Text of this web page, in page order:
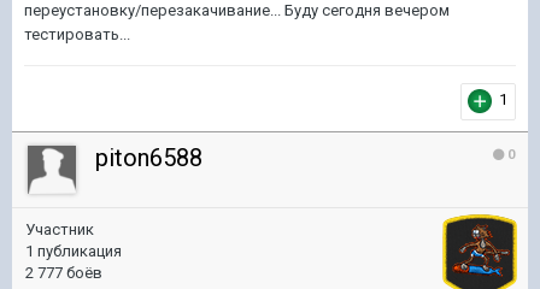
переустановку/перезакачивание... Буду сегодня вечером
тестировать...
1
0
piton6588
Участник
1 публикация
2 777 боёв